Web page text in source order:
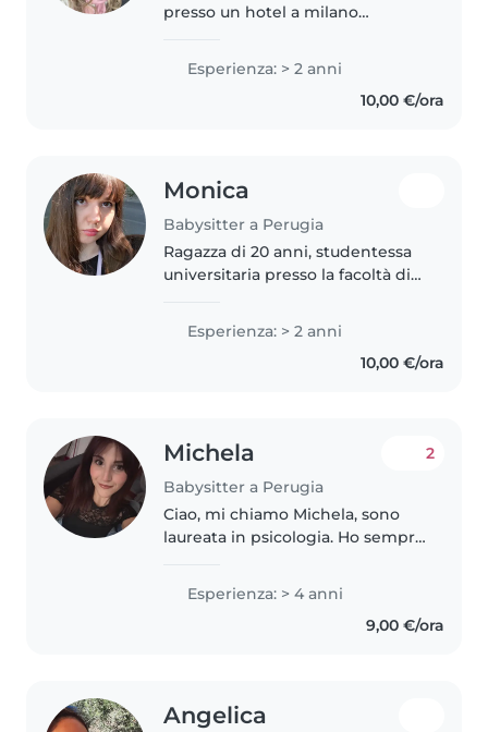
presso un hotel a milano
passando tutto il giorno con un
sacco di bambini e adolescenti.
Ho inoltre sempre dato una
Esperienza: > 2 anni
10,00 €/ora
Monica
Babysitter a Perugia
Ragazza di 20 anni, studentessa
universitaria presso la facoltà di
naturale affinità con i bambini
avendo gestito molteplici bimbi
Esperienza: > 2 anni
10,00 €/ora
Michela
Babysitter a Perugia
2
Ciao, mi chiamo Michela, sono
laureata in psicologia. Ho sempre
disponibile qualsiasi giorno e a
Esperienza: > 4 anni
9,00 €/ora
Angelica